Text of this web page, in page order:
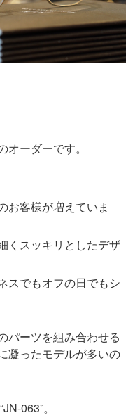
ーダーです。
お客様が増えていま
くスッキリとしたデザ
スでもオフの日でもシ
パーツを組み合わせる
凝ったモデルが多いの
063”。